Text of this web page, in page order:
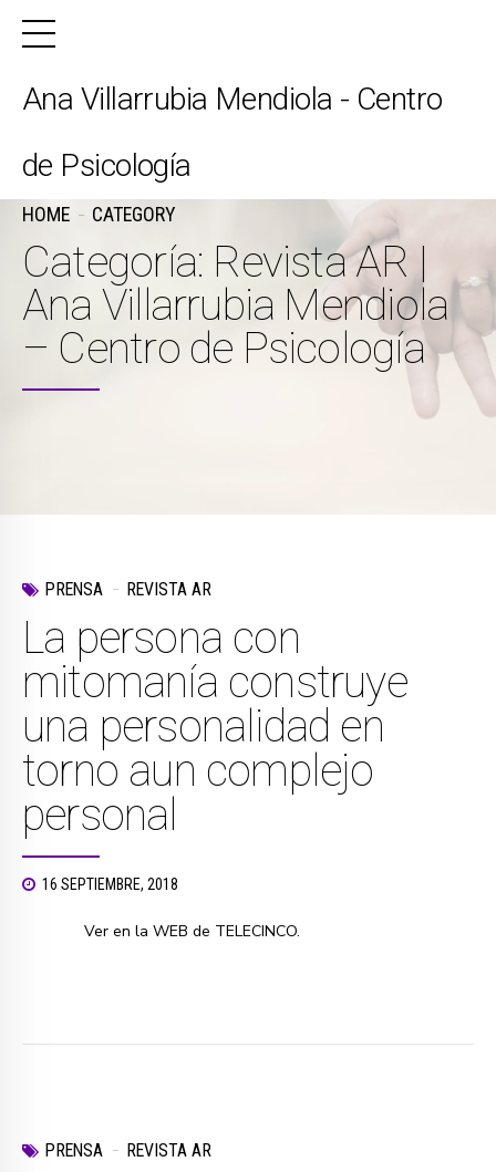
Ana Villarrubia Mendiola - Centro
de Psicología
HOME CATEGORY
Categoría: Revista AR |
Ana Villarrubia Mendiola
– Centro de Psicología
PRENSA REVISTA AR
La persona con
mitomanía construye
una personalidad en
torno aun complejo
personal
16 SEPTIEMBRE, 2018
Ver en la WEB de TELECINCO.
PRENSA REVISTA AR